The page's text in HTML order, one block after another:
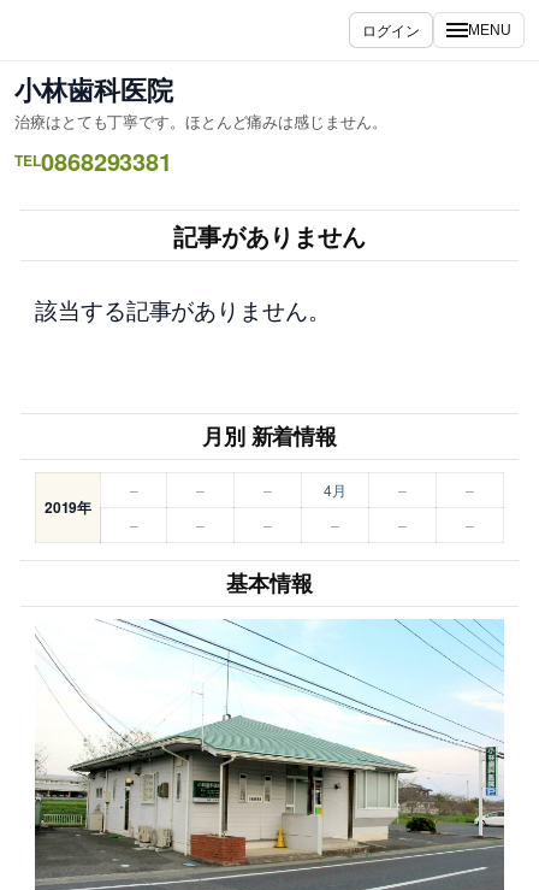
ス
キ
ッ
ログイン MENU
小林歯科医院
治療はとても丁寧です。ほとんど痛みは感じません。
TEL0868293381
記事がありません
該当する記事がありません。
月別 新着情報
2019年
– – – 4月 –
–
–
– – – – –
基本情報